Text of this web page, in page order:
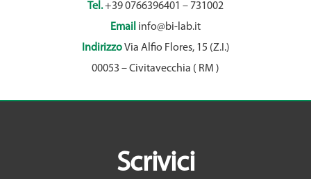
Scrivici
Tel.+39 0766396401 – 731002
Email info@bi-lab.it
IndirizzoVia Alfio Flores, 15 (Z.I.)
00053 – Civitavecchia ( RM )